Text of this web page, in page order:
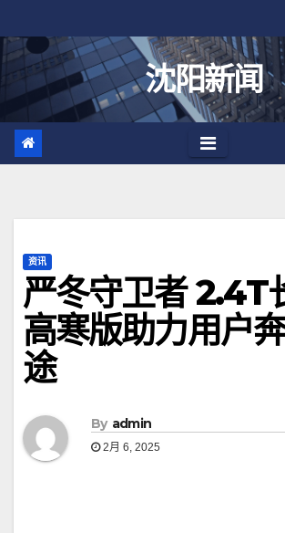
至
沈阳新闻
资讯
严冬守卫者 2.4T
高寒版助力用户
途
By admin
2月 6, 2025